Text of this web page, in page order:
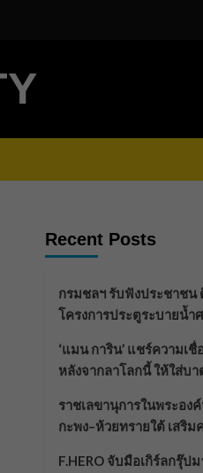
Recent Posts
กรมชลฯ รับฟังประชาช
โครงการประตูระบายน้ำ
‘แมน การิน’ แชร์ความเ
หลังจากลาโลกนี้ ให้ใส่บ
ราชเลขานุการในพระอง
กะพง–ห้วยทรายใต้ เสริ
F.HERO จับมือเกิร์ลกรุ๊ป